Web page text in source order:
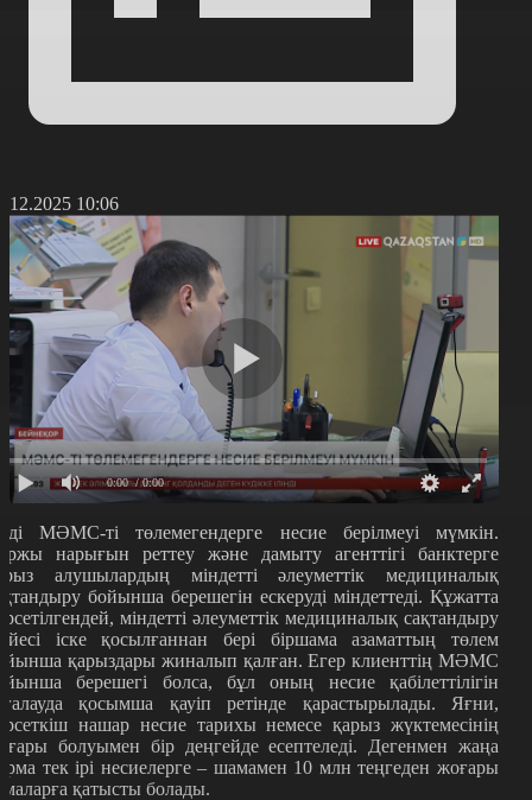
10:06
0:00 / 0:00
МӘМС-ті төлемегендерге несие берілмеуі мүмкін.
нарығын реттеу және дамыту агенттігі банктерге
алушылардың міндетті әлеуметтік медициналық
бойынша берешегін ескеруді міндеттеді. Құжатта
міндетті әлеуметтік медициналық сақтандыру
іске қосылғаннан бері біршама азаматтың төлем
қарыздары жиналып қалған. Егер клиенттің МӘМС
берешегі болса, бұл оның несие қабілеттілігін
қосымша қауіп ретінде қарастырылады. Яғни,
нашар несие тарихы немесе қарыз жүктемесінің
болуымен бір деңгейде есептеледі. Дегенмен жаңа
тек ірі несиелерге – шамамен 10 млн теңгеден жоғары
қатысты болады.